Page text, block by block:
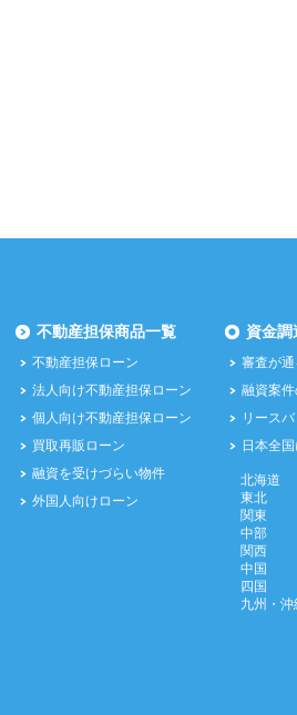
不動産担保商品一覧
不動産担保ローン
法人向け不動産担保ローン
個人向け不動産担保ローン
買取再販ローン
融資を受けづらい物件
外国人向けローン
資金調
審査が
融資案
リース
日本全
北海道
東北
関東
中部
関西
中国
四国
九州・沖